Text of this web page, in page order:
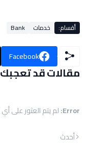
أقسام: خدمات Bank
Facebook
مقالات قد تعجبك
Error: لم يتم العثور على أي
أحدث